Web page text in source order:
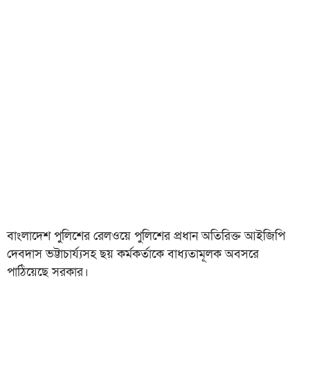
বাংলাদেশ পুলিশের রেলওয়ে পুলিশের প্রধান অতিরিক্ত আইজিপি
দেবদাস ভট্টাচার্য্যসহ ছয় কর্মকর্তাকে বাধ্যতামূলক অবসরে
পাঠিয়েছে সরকার।